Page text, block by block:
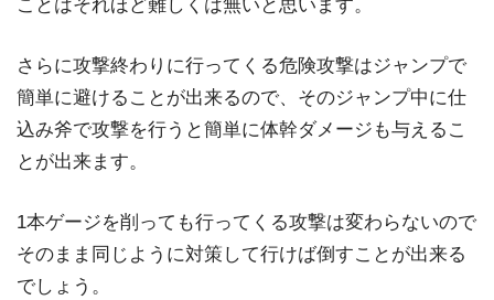
ことはそれほど難しくは無いと思います。
さらに攻撃終わりに行ってくる危険攻撃はジャンプで
簡単に避けることが出来るので、そのジャンプ中に仕
込み斧で攻撃を行うと簡単に体幹ダメージも与えるこ
とが出来ます。
1本ゲージを削っても行ってくる攻撃は変わらないので
そのまま同じように対策して行けば倒すことが出来る
でしょう。